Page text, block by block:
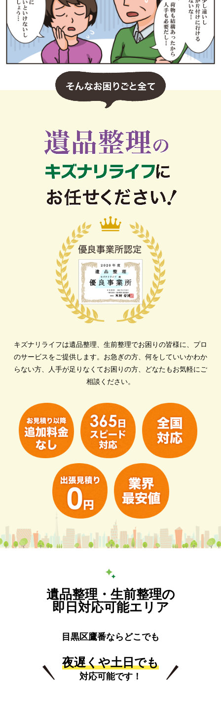
キズナリライフは遺品整理、生前整理でお困りの皆様に、プロ
のサービスをご提供します。 お急ぎの方、何をしていいかわか
らない方、人手が足りなくてお困りの方、どなたもお気軽にご
相談ください。
遺品整理・生前整理の
即日対応可能エリア
目黒区鷹番ならどこでも
夜遅くや土日でも
対応可能です！